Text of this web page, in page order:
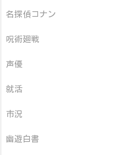
名探偵コナン
呪術廻戦
声優
就活
市況
幽遊白書